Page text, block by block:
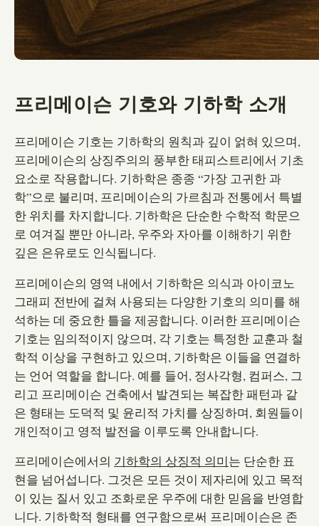
프리메이슨 기호와 기하학 소개
프리메이슨 기호는 기하학의 원칙과 깊이 얽혀 있으며,
프리메이슨의 상징주의의 풍부한 태피스트리에서 기초
요소로 작용합니다. 기하학은 종종 “가장 고귀한 과
학”으로 불리며, 프리메이슨의 가르침과 전통에서 특별
한 위치를 차지합니다. 기하학은 단순한 수학적 학문으
로 여겨질 뿐만 아니라, 우주와 자아를 이해하기 위한
깊은 은유로도 인식됩니다.
프리메이슨의 영역 내에서 기하학은 의식과 아이코노
그래피 전반에 걸쳐 사용되는 다양한 기호의 의미를 해
석하는 데 중요한 틀을 제공합니다. 이러한 프리메이슨
기호는 임의적이지 않으며, 각 기호는 특정한 교훈과 철
학적 이상을 구현하고 있으며, 기하학은 이들을 연결하
는 언어 역할을 합니다. 예를 들어, 정사각형, 컴퍼스, 그
리고 프리메이슨 건축에서 발견되는 복잡한 패턴과 같
은 형태는 도덕적 및 윤리적 가치를 상징하며, 회원들이
개인적이고 영적 발전을 이루도록 안내합니다.
프리메이슨에서의 기하학의 상징적 의미는 단순한 표
현을 넘어섭니다. 그것은 모든 것이 제자리에 있고 목적
이 있는 질서 있고 조화로운 우주에 대한 믿음을 반영합
니다. 기하학적 형태를 연구함으로써 프리메이슨은 존